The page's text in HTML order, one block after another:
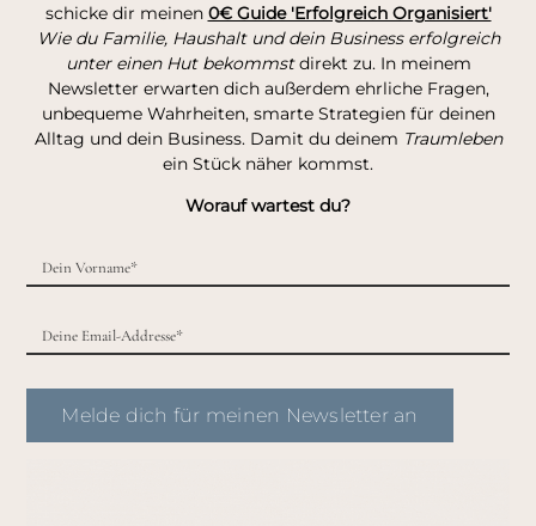
schicke dir meinen 0€ Guide 'Erfolgreich Organisiert'
Wie du Familie, Haushalt und dein Business erfolgreich
unter einen Hut bekommstdirekt zu. In meinem
Newsletter erwarten dich außerdem ehrliche Fragen,
unbequeme Wahrheiten, smarte Strategien für deinen
Alltag und dein Business. Damit du deinem Traumleben
ein Stück näher kommst.
Worauf wartest du?
Melde dich für meinen Newsletter an